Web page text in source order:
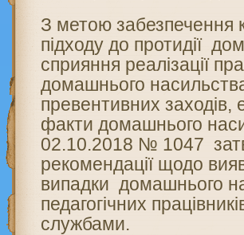
З метою забезпечення
підходу до протидії
сприяння реалізації
домашнього
превентивних
факти домашнього
02.10.2018 № 1047
рекомендації щодо
випадки домашнього
педагогічних
службами.